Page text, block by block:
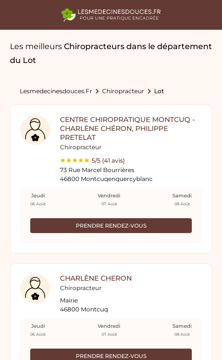
Les meilleurs Chiropracteurs dans le département
du Lot
Lesmedecinesdouces.fr Chiropracteur Lot
CENTRE CHIROPRATIQUE MONTCUQ -
CHARLÈNE CHÉRON, PHILIPPE
PRETELAT
Chiropracteur
5/5 (41 avis)
73 Rue Marcel Bourrières
46800 Montcuqenquercyblanc
PRENDRE RENDEZ-VOUS
Jeudi
06 Août
Vendredi
07 Août
Samedi
08 Août
CHARLÈNE CHERON
Chiropracteur
Mairie
46800 Montcuq
PRENDRE RENDEZ-VOUS
Jeudi
06 Août
Vendredi
07 Août
Samedi
08 Août